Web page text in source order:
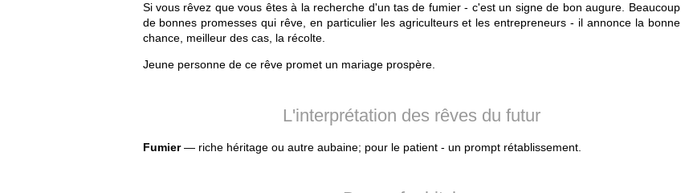
Si vous rêvez que vous êtes à la recherche d'un tas de fumier - c'est un signe de bon augure. Beaucoup
de bonnes promesses qui rêve, en particulier les agriculteurs et les entrepreneurs - il annonce la bonne
chance, meilleur des cas, la récolte.
Jeune personne de ce rêve promet un mariage prospère.
L'interprétation des rêves du futur
Fumier— riche héritage ou autre aubaine; pour le patient - un prompt rétablissement.